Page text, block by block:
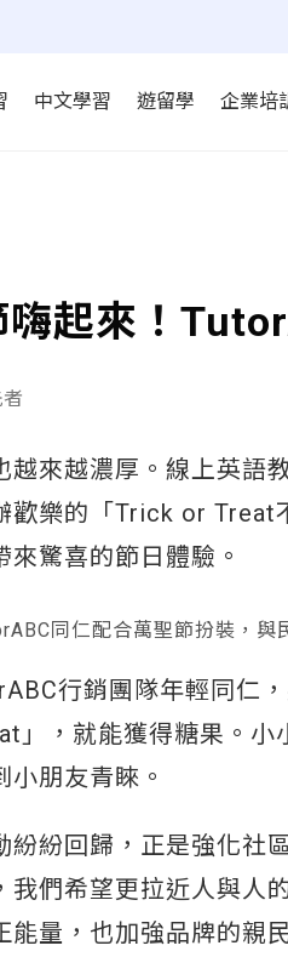
中文學習 遊留學 企業培
起來！
越來越濃厚。線上英
歡樂的「Trick or Treat
驚喜的節日體驗。
同仁配合萬聖節扮裝，與
行銷團隊年輕同仁
」，就能獲得糖果。小
朋友青睞。
紛回歸，正是強化社
們希望更拉近人與人
量，也加強品牌的親民